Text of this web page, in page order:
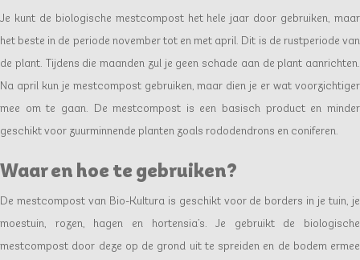
Je kunt de biologische mestcompost het hele jaar door gebruiken, maar
het beste in de periode november tot en met april. Dit is de rustperiode van
de plant. Tijdens die maanden zul je geen schade aan de plant aanrichten.
Na april kun je mestcompost gebruiken, maar dien je er wat voorzichtiger
mee om te gaan. De mestcompost is een basisch product en minder
geschikt voor zuurminnende planten zoals rododendrons en coniferen.
Waar en hoe te gebruiken?
De mestcompost van Bio-Kultura is geschikt voor de borders in je tuin, je
moestuin, rozen, hagen en hortensia’s. Je gebruikt de biologische
mestcompost door deze op de grond uit te spreiden en de bodem ermee